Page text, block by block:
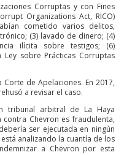
Corruptas y con Fines
Organizations Act, RICO)
cometido varios delitos,
(3) lavado de dinero; (4)
ilícita sobre testigos; (6)
sobre Prácticas Corruptas
Corte de Apelaciones. En 2017,
a revisar el caso.
tribunal arbitral de La Haya
Chevron es fraudulenta,
ser ejecutada en ningún
analizando la cuantía de los
a Chevron por esta